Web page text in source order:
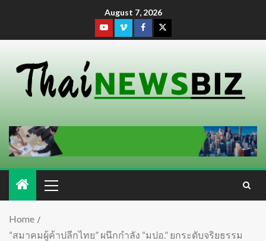
August 7, 2026
Home
“สมาคมผู้ค้าปลีกไทย” ผนึกกำลัง “มปอ.” ยกระดับจริยธรรม